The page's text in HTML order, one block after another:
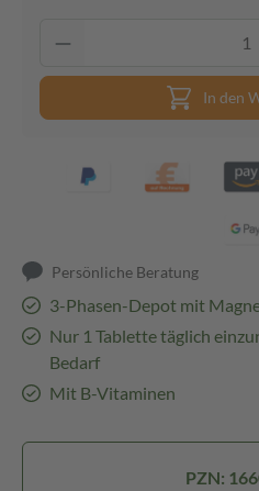
In den
Persönliche Beratung
3-Phasen-Depot mit
Nur 1 Tablette täglich
Bedarf
Mit B-Vitaminen
PZN: